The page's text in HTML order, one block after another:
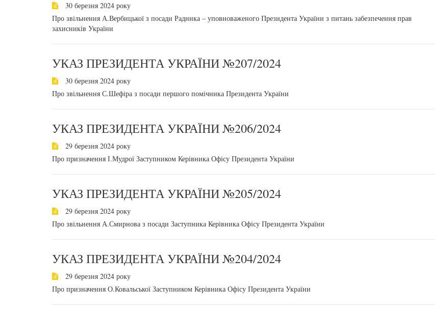
30 березня 2024 року
Про звільнення А.Вербицької з посади Радника – уповноваженого Президента України з питань забезпечення прав
захисників України
УКАЗ ПРЕЗИДЕНТА УКРАЇНИ №207/2024
30 березня 2024 року
Про звільнення С.Шефіра з посади першого помічника Президента України
УКАЗ ПРЕЗИДЕНТА УКРАЇНИ №206/2024
29 березня 2024 року
Про призначення І.Мудрої Заступником Керівника Офісу Президента України
УКАЗ ПРЕЗИДЕНТА УКРАЇНИ №205/2024
29 березня 2024 року
Про звільнення А.Смирнова з посади Заступника Керівника Офісу Президента України
УКАЗ ПРЕЗИДЕНТА УКРАЇНИ №204/2024
29 березня 2024 року
Про призначення О.Ковальської Заступником Керівника Офісу Президента України